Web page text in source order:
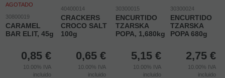
AGOTADO
30800019
CARAMEL
BAR ELIT, 45g
0,85 €
10.00% IVA
incluido
40400014
CRACKERS
CROCO SALT
100g
0,65 €
10.00% IVA
incluido
30300015
ENCURTIDO
TZARSKA
POPA, 1,680kg
5,15 €
10.00% IVA
incluido
30300024
ENCURTIDO
TZARSKA
POPA 680g
2,75 €
10.00% IVA
incluido